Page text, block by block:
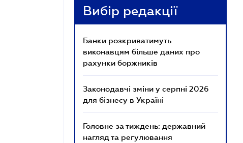
Вибір редакції
Банки розкриватимуть
виконавцям більше даних про
рахунки боржників
Законодавчі зміни у серпні 2026
для бізнесу в Україні
Головне за тиждень: державний
нагляд та регулювання